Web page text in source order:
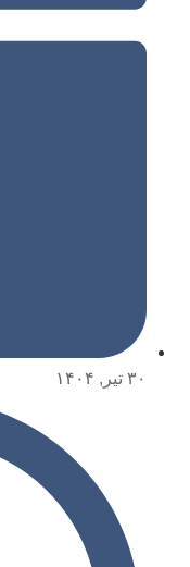
۳۰ تیر, ۱۴۰۴